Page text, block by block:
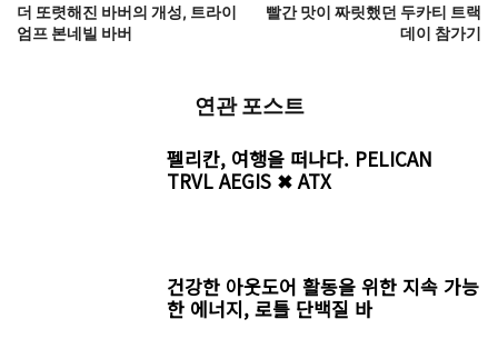
더 또렷해진 바버의 개성, 트라이
엄프 본네빌 바버
빨간 맛이 짜릿했던 두카티 트랙
데이 참가기
연관 포스트
펠리칸, 여행을 떠나다. PELICAN
TRVL AEGIS ✖ ATX
건강한 아웃도어 활동을 위한 지속 가능
한 에너지, 로틀 단백질 바